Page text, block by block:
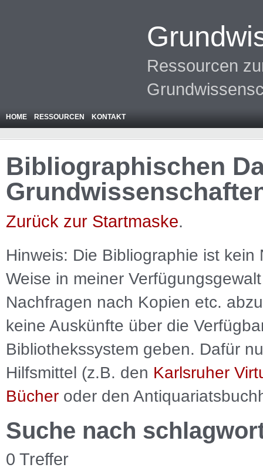
Ressourcen
HOME RESSOURCEN KONTAKT
Bibliographischen
Zurück zur Startmaske.
Hinweis: Die Bibliographie ist kein
Weise in meiner
Nachfragen nach Kopien etc.
keine Auskünfte über die
Bibliothekssystem geben. Dafür
Hilfsmittel (z.B. den Karlsruher
Bücher oder den
Suche nach
0 Treffer